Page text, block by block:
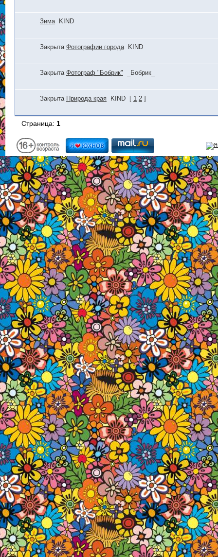
Зима KIND
Закрыта Фотографии города KIND
Закрыта Фотограф "Бобрик" _Бобрик_
Закрыта Природа края KIND [ 1 2 ]
Страница: 1